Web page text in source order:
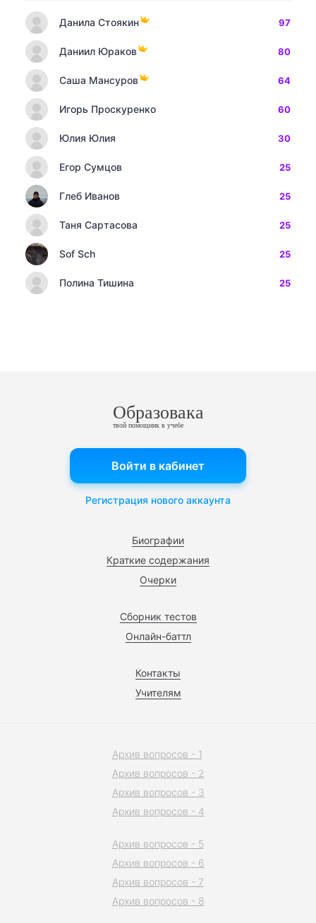
Данила Стоякин 97
Даниил Юраков 80
Саша Мансуров 64
Игорь Проскуренко 60
Юлия Юлия 30
Егор Сумцов 25
Глеб Иванов 25
Таня Сартасова 25
Sof Sch 25
Полина Тишина 25
Образовака
твой помощник в учебе
Биографии
Краткие содержания
Очерки
Сборник тестов
Онлайн-баттл
Контакты
Учителям
Войти в кабинет
Регистрация нового аккаунта
Архив вопросов - 1
Архив вопросов - 2
Архив вопросов - 3
Архив вопросов - 4
Архив вопросов - 5
Архив вопросов - 6
Архив вопросов - 7
Архив вопросов - 8